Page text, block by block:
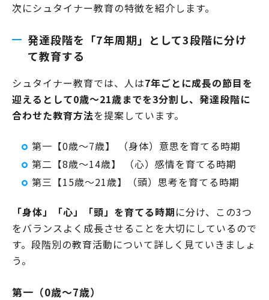
次にシュタイナー教育の特徴を紹介します。
発達段階を「7年周期」として3段階に分け
て教育する
シュタイナー教育では、人は7年ごとに成長の節目を
迎えるとして0歳～21歳までを3分割し、発達段階に
合わせた教育方法を提案しています。
第一【0歳～7歳】 （身体）意思を育てる時期
第二【8歳～14歳】 （心）感情を育てる時期
第三【15歳～21歳】（頭）思考を育てる時期
「身体」「心」「頭」を育てる時期に分け、この3つ
をバランスよく成長させることを大切にしているので
す。段階別の教育活動について詳しく見ていきましょ
う。
第一（0歳～7歳）